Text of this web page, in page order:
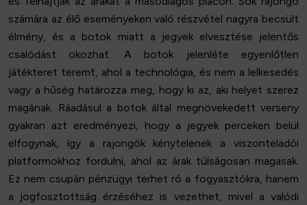
számára az élő eseményeken való részvétel nagyra becsült
élmény, és a botok miatt a jegyek elvesztése jelentős
csalódást okozhat. A botok jelenléte egyenlőtlen
játékteret teremt, ahol a technológia, és nem a lelkesedés
vagy a hűség határozza meg, hogy ki az, aki helyet szerez
magának. Ráadásul a botok által megnövekedett verseny
gyakran azt eredményezi, hogy a jegyek perceken belül
elfogynak, így a rajongók kénytelenek a viszonteladói
platformokhoz fordulni, ahol az árak túlságosan magasak.
Ez nem csupán pénzügyi terhet ró a fogyasztókra, hanem
a jogfosztottság érzéséhez is vezethet, mivel a valódi